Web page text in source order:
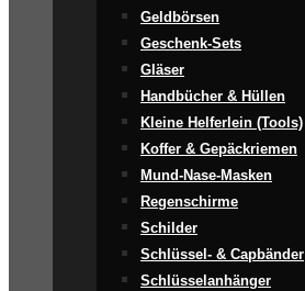
Geldbörsen
Geschenk-Sets
Gläser
Handbücher & Hüllen
Kleine Helferlein (Tools)
Koffer & Gepäckriemen
Mund-Nase-Masken
Regenschirme
Schilder
Schlüssel- & Capbänder
Schlüsselanhänger